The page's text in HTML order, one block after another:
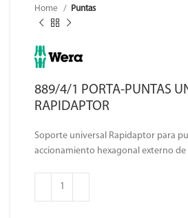
Home Puntas
889/4/1 PORTA-PUNTAS
RAPIDAPTOR
Soporte universal Rapidaptor para
accionamiento hexagonal externo de